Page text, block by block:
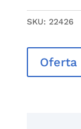
SKU: 22426
Oferta